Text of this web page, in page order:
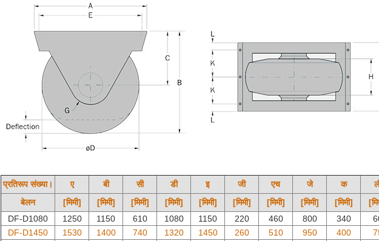
प्रतिरूप संख्या। ए बी सी डी इ जी एच जे क
बेलन
[मिमी] [मिमी] [मिमी] [मिमी] [मिमी] [मिमी] [मिमी] [मिमी] [मिमी]
DF-D1080
1250 1150 610 1080 1150 220 460 800 340
DF-D1450
1530 1400 740 1320 1450 260 510 950 400